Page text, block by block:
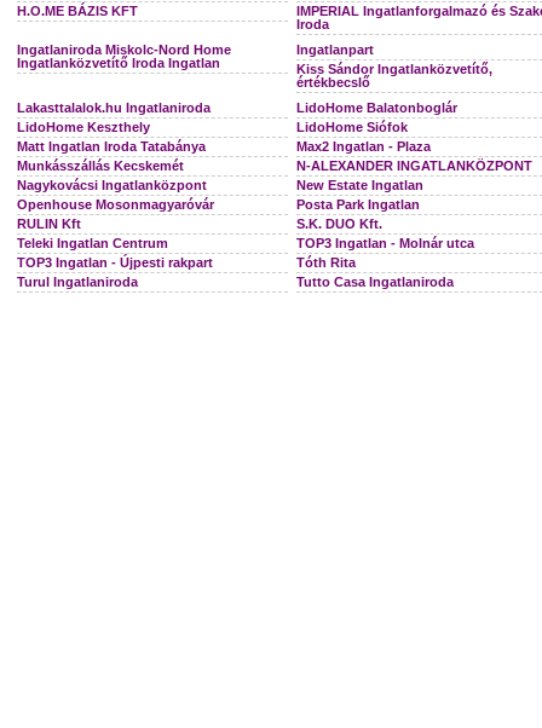
H.O.ME BÁZIS KFT
IMPERIAL Ingatlanforgalmazó és
Iroda
Ingatlaniroda Miskolc-Nord Home
Ingatlanközvetítő Iroda Ingatlan
Ingatlanpart
Kiss Sándor Ingatlanközvetítő,
értékbecslő
Lakasttalalok.hu Ingatlaniroda
LidoHome Balatonboglár
LidoHome Keszthely
LidoHome Siófok
Matt Ingatlan Iroda Tatabánya
Max2 Ingatlan - Plaza
Munkásszállás Kecskemét
N-ALEXANDER INGATLANKÖZPONT
Nagykovácsi Ingatlanközpont
New Estate Ingatlan
Openhouse Mosonmagyaróvár
Posta Park Ingatlan
RULIN Kft
S.K. DUO Kft.
Teleki Ingatlan Centrum
TOP3 Ingatlan - Molnár utca
TOP3 Ingatlan - Újpesti rakpart
Tóth Rita
Turul Ingatlaniroda
Tutto Casa Ingatlaniroda